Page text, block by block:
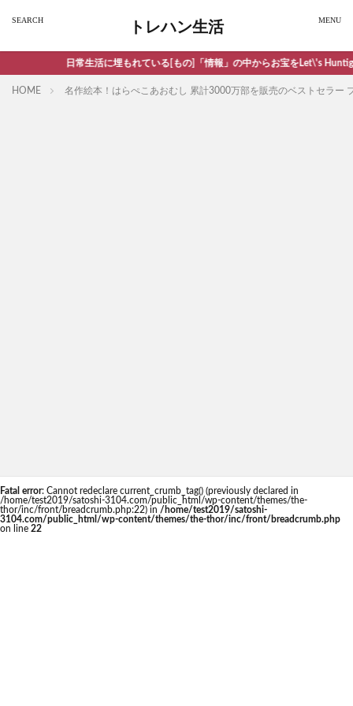
トレハン生活
日常生活に埋もれている[もの]「情報」の中からお宝をLet\'s Huntig!
HOME 名作絵本！はらぺこあおむし 累計3000万部を販売のベストセラー
Fatal error: Cannot redeclare current_crumb_tag() (previously declared in
/home/test2019/satoshi-3104.com/public_html/wp-content/themes/the-
thor/inc/front/breadcrumb.php:22) in /home/test2019/satoshi-
3104.com/public_html/wp-content/themes/the-thor/inc/front/breadcrumb.php
on line 22